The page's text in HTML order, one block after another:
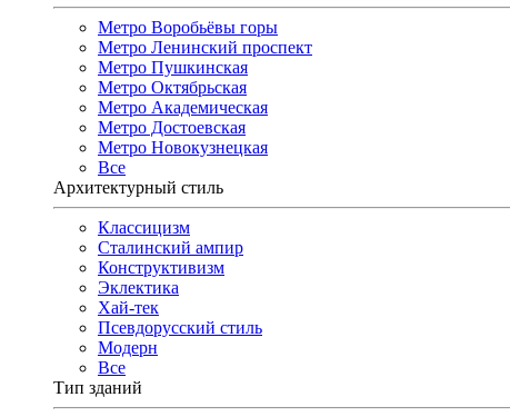
Метро Воробьёвы горы
Метро Ленинский проспект
Метро Пушкинская
Метро Октябрьская
Метро Академическая
Метро Достоевская
Метро Новокузнецкая
Все
Архитектурный стиль
Классицизм
Сталинский ампир
Конструктивизм
Эклектика
Хай-тек
Псевдорусский стиль
Модерн
Все
Тип зданий